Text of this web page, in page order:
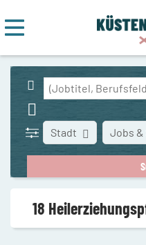
Stadt Jobs &
18